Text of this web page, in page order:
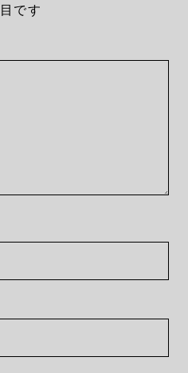
です